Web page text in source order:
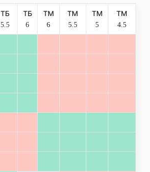
ТБ
5.5
ТБ
6
ТМ
6
ТМ
5.5
ТМ
5
ТМ
4.5